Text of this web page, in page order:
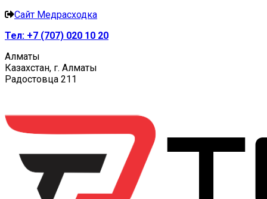
Сайт Медрасходка
Тел: +7 (707) 020 10 20
Алматы
Казахстан, г. Алматы
Радостовца 211